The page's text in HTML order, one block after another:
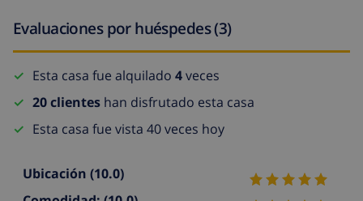
Evaluaciones por huéspedes (3)
Esta casa fue alquilado 4veces
20 clientes han disfrutado esta casa
Esta casa fue vista 40 veces hoy
Ubicación (10.0)